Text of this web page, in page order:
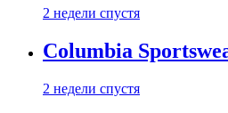
2 недели спустя
Columbia
2 недели спустя